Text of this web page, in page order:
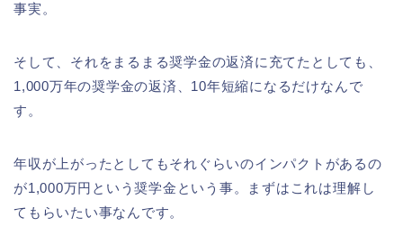
事実。
そして、それをまるまる奨学金の返済に充てたとしても、
1,000万年の奨学金の返済、10年短縮になるだけなんで
す。
年収が上がったとしてもそれぐらいのインパクトがあるの
が1,000万円という奨学金という事。まずはこれは理解し
てもらいたい事なんです。